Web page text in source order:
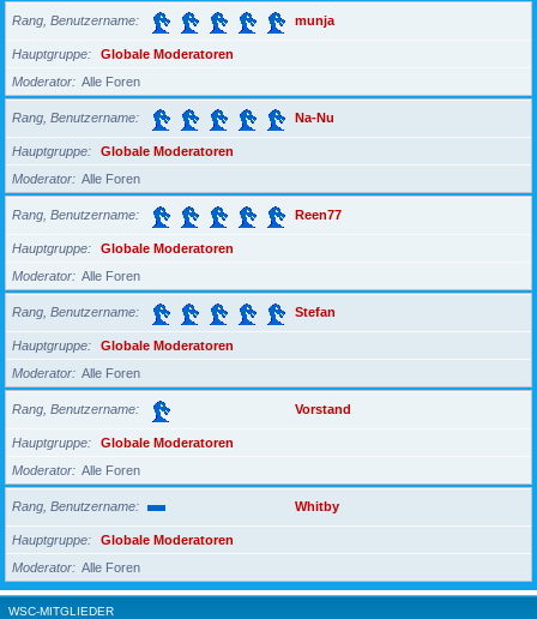
Rang, Benutzername munja
Hauptgruppe
Globale Moderatoren
Moderator
Alle Foren
Rang, Benutzername Na-Nu
Hauptgruppe
Globale Moderatoren
Moderator
Alle Foren
Rang, Benutzername Reen77
Hauptgruppe
Globale Moderatoren
Moderator
Alle Foren
Rang, Benutzername Stefan
Hauptgruppe
Globale Moderatoren
Moderator
Alle Foren
Rang, Benutzername Vorstand
Hauptgruppe
Globale Moderatoren
Moderator
Alle Foren
Rang, Benutzername Whitby
Hauptgruppe
Globale Moderatoren
Moderator
Alle Foren
WSC-MITGLIEDER